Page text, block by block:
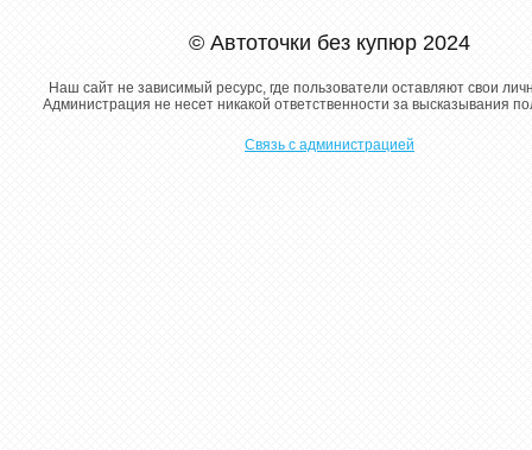
© Автоточки без купюр 2024
Наш сайт не зависимый ресурс, где пользователи оставляют свои
Администрация не несет никакой ответственности за высказывания
Связь с администрацией